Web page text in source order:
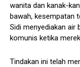
wanita dan kanak-
bawah, kesempatan
Sidi menyediakan air
komunis ketika
Tindakan ini telah